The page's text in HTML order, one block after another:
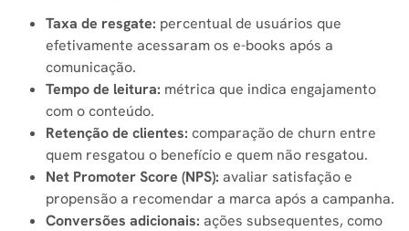
Taxa de resgate: percentual de usuários que
efetivamente acessaram os e-books após a
comunicação.
Tempo de leitura: métrica que indica engajamento
com o conteúdo.
Retenção de clientes: comparação de churn entre
quem resgatou o benefício e quem não resgatou.
Net Promoter Score (NPS): avaliar satisfação e
propensão a recomendar a marca após a campanha.
Conversões adicionais: ações subsequentes, como